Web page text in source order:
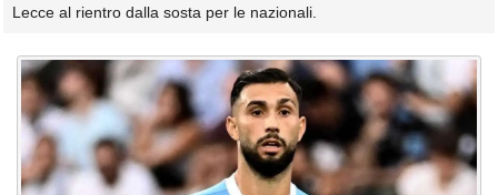
Lecce al rientro dalla sosta per le nazionali.